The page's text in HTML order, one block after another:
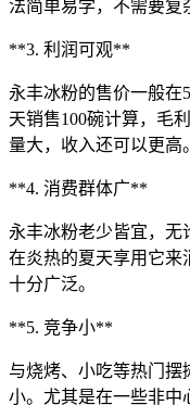
法简单易学，不需要复
**3. 利润可观**
永丰冰粉的售价一般在
天销售100碗计算，毛
量大，收入还可以更高。
**4. 消费群体广**
永丰冰粉老少皆宜，无
在炎热的夏天享用它来
十分广泛。
**5. 竞争小**
与烧烤、小吃等热门
小。尤其是在一些非中